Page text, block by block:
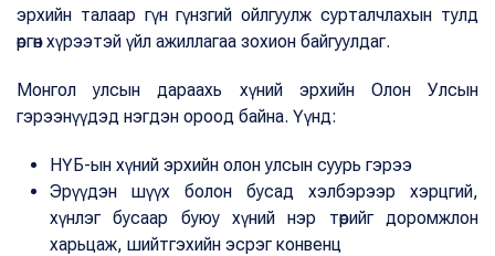
эрхийн талаар гүн гүнзгий ойлгуулж сурталчлахын тулд
өргөн хүрээтэй үйл ажиллагаа зохион байгуулдаг.
Монгол улсын дараахь хүний эрхийн Олон Улсын
гэрээнүүдэд нэгдэн ороод байна. Үүнд:
НҮБ-ын хүний эрхийн олон улсын суурь гэрээ
Эрүүдэн шүүх болон бусад хэлбэрээр хэрцгий,
хүнлэг бусаар буюу хүний нэр төрийг доромжлон
харьцаж, шийтгэхийн эсрэг конвенц